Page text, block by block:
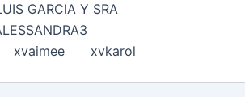
GARCIA Y SRA
xvaimee
xvkarol